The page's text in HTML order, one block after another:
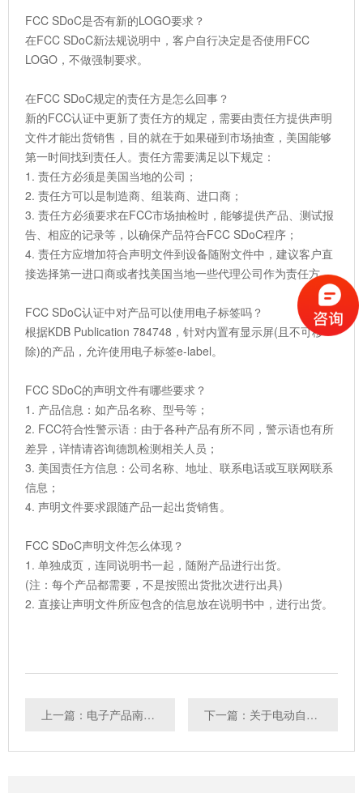
FCC SDoC是否有新的LOGO要求？
在FCC SDoC新法规说明中，客户自行决定是否使用FCC
LOGO，不做强制要求。
在FCC SDoC规定的责任方是怎么回事？
新的FCC认证中更新了责任方的规定，需要由责任方提供声明
文件才能出货销售，目的就在于如果碰到市场抽查，美国能够
第一时间找到责任人。责任方需要满足以下规定：
1. 责任方必须是美国当地的公司；
2. 责任方可以是制造商、组装商、进口商；
3. 责任方必须要求在FCC市场抽检时，能够提供产品、测试报
告、相应的记录等，以确保产品符合FCC SDoC程序；
4. 责任方应增加符合声明文件到设备随附文件中，建议客户直
接选择第一进口商或者找美国当地一些代理公司作为责任方。
FCC SDoC认证中对产品可以使用电子标签吗？
根据KDB Publication 784748，针对内置有显示屏(且不可移
除)的产品，允许使用电子标签e-label。
FCC SDoC的声明文件有哪些要求？
1. 产品信息：如产品名称、型号等；
2. FCC符合性警示语：由于各种产品有所不同，警示语也有所
差异，详情请咨询德凯检测相关人员；
3. 美国责任方信息：公司名称、地址、联系电话或互联网联系
信息；
4. 声明文件要求跟随产品一起出货销售。
FCC SDoC声明文件怎么体现？
1. 单独成页，连同说明书一起，随附产品进行出货。
(注：每个产品都需要，不是按照出货批次进行出具)
2. 直接让声明文件所应包含的信息放在说明书中，进行出货。
上一篇：电子产品南非认证有哪些？ 下一篇：关于电动自行车CCC认证的那些事